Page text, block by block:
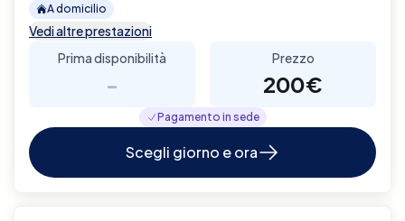
A domicilio
Vedi altre prestazioni
Prima disponibilità
-
Prezzo
200€
Pagamento in sede
Scegli giorno e ora